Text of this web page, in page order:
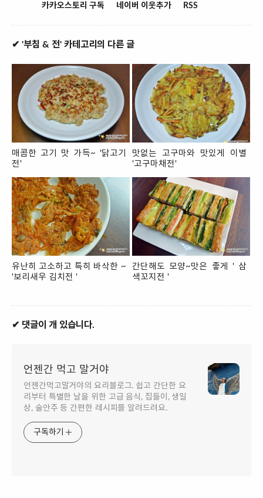
카카오스토리 구독
네이버 이웃추가 RSS
✔ '부침 & 전' 카테고리의 다른 글
매콤한 고기 맛 가득~ '닭고기
전'
맛없는 고구마와 맛있게 이별
'고구마채전'
유난히 고소하고 특히 바삭한 ~
'보리새우 김치전 '
간단해도 모양~맛은 좋게 ' 삼
색꼬지전 '
✔ 댓글이 개 있습니다.
언젠간 먹고 말거야
언젠간먹고말거야의 요리블로그. 쉽고 간단한 요
리부터 특별한 날을 위한 고급 음식, 집들이, 생일
상, 술안주 등 간편한 레시피를 알려드려요.
구독하기